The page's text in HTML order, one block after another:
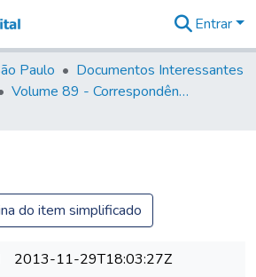
&
Coleções
Tudo na
Entrar
Paulo
Documentos Interessantes
Volume 89 - Correspondência do então Governador e Capitão General de São Paulo, Antonio Manoel de Mello Castro (1797-1802)
do item simplificado
2013-11-29T18:03:27Z